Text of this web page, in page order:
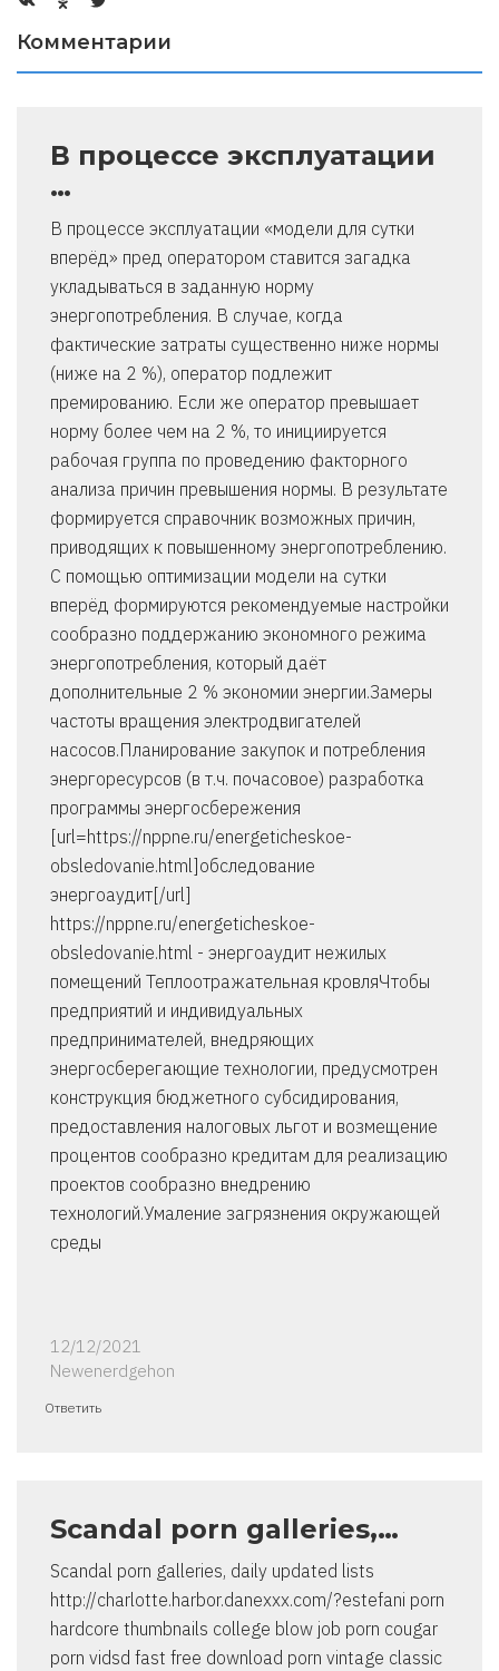
Комментарии
В процессе эксплуатации
…
В процессе эксплуатации «модели для сутки
вперёд» пред оператором ставится загадка
укладываться в заданную норму
энергопотребления. В случае, когда
фактические затраты существенно ниже нормы
(ниже на 2 %), оператор подлежит
премированию. Если же оператор превышает
норму более чем на 2 %, то инициируется
рабочая группа по проведению факторного
анализа причин превышения нормы. В результате
формируется справочник возможных причин,
приводящих к повышенному энергопотреблению.
С помощью оптимизации модели на сутки
вперёд формируются рекомендуемые настройки
сообразно поддержанию экономного режима
энергопотребления, который даёт
дополнительные 2 % экономии энергии.Замеры
частоты вращения электродвигателей
насосов.Планирование закупок и потребления
энергоресурсов (в т.ч. почасовое) разработка
программы энергосбережения
[url=https://nppne.ru/energeticheskoe-
obsledovanie.html]обследование
энергоаудит[/url]
https://nppne.ru/energeticheskoe-
obsledovanie.html - энергоаудит нежилых
помещений Теплоотражательная кровляЧтобы
предприятий и индивидуальных
предпринимателей, внедряющих
энергосберегающие технологии, предусмотрен
конструкция бюджетного субсидирования,
предоставления налоговых льгот и возмещение
процентов сообразно кредитам для реализацию
проектов сообразно внедрению
технологий.Умаление загрязнения окружающей
среды
12/12/2021
Newenerdgehon
Ответить
Scandal porn galleries,…
Scandal porn galleries, daily updated lists
http://charlotte.harbor.danexxx.com/?estefani porn
hardcore thumbnails college blow job porn cougar
porn vidsd fast free download porn vintage classic